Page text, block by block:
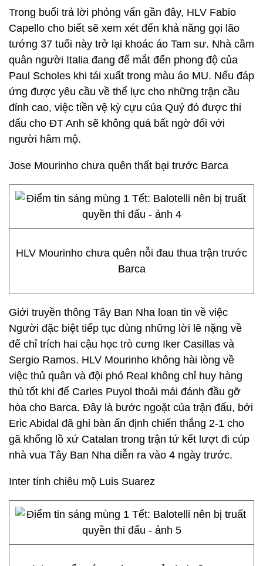
Trong buổi trả lời phỏng vấn gần đây, HLV Fabio
Capello cho biết sẽ xem xét đến khả năng gọi lão
tướng 37 tuổi này trở lại khoác áo Tam sư. Nhà cầm
quân người Italia đang để mắt đến phong độ của
Paul Scholes khi tái xuất trong màu áo MU. Nếu đáp
ứng được yêu cầu về thể lực cho những trận cầu
đỉnh cao, việc tiền vệ kỳ cựu của Quỷ đỏ được thi
đấu cho ĐT Anh sẽ không quá bất ngờ đối với
người hâm mộ.
Jose Mourinho chưa quên thất bại trước Barca
HLV Mourinho chưa quên nỗi đau thua trận trước
Barca
Giới truyền thông Tây Ban Nha loan tin về việc
Người đặc biệt tiếp tục dùng những lời lẽ nặng về
để chỉ trích hai cậu học trò cưng Iker Casillas và
Sergio Ramos. HLV Mourinho không hài lòng về
việc thủ quân và đội phó Real không chỉ huy hàng
thủ tốt khi để Carles Puyol thoải mái đánh đầu gỡ
hòa cho Barca. Đây là bước ngoặt của trận đấu, bởi
Eric Abidal đã ghi bàn ấn định chiến thắng 2-1 cho
gã khổng lồ xứ Catalan trong trận tứ kết lượt đi cúp
nhà vua Tây Ban Nha diễn ra vào 4 ngày trước.
Inter tính chiêu mộ Luis Suarez